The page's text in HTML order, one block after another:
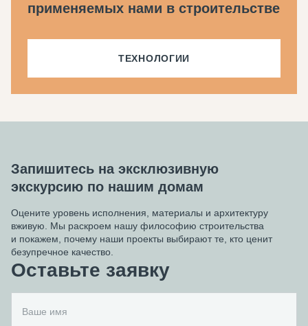
применяемых нами в строительстве
ТЕХНОЛОГИИ
Оставьте заявку
Запишитесь на эксклюзивную
экскурсию по нашим домам
Оцените уровень исполнения, материалы и архитектуру
вживую. Мы раскроем нашу философию строительства
и покажем, почему наши проекты выбирают те, кто ценит
безупречное качество.